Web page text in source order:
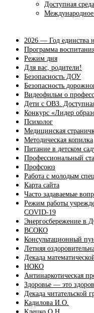
Доступная среда
Международное
2026 — Год единства
Программа
Режим дня
Для вас, родители!
Безопасность ДОУ
Безопасность
Видеофильм о
Дети с ОВЗ.
Конкурс «Лидер
Психолог
Медицинская
Методическая копилка
Питание в детском
Профессиональный
Профсоюз
Работа с молодым
Карта сайта
Часто задаваемые
Режим работы
COVID-19
Энергосбережение в
ВСОКО
Консультационный
Летняя
Декада
НОКО
Антинаркотическая
Здоровье — это
Декада читательской
Кадилова И.О.